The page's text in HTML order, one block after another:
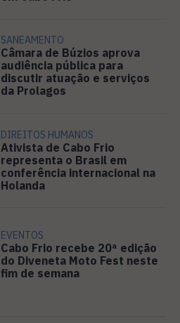
SANEAMENTO
Câmara de Búzios aprova
audiência pública para
discutir atuação e serviços
da Prolagos
DIREITOS HUMANOS
Ativista de Cabo Frio
representa o Brasil em
conferência internacional na
Holanda
EVENTOS
Cabo Frio recebe 20ª edição
do Diveneta Moto Fest neste
fim de semana